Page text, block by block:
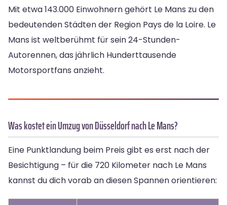
Mit etwa 143.000 Einwohnern gehört Le Mans zu den
bedeutenden Städten der Region Pays de la Loire. Le
Mans ist weltberühmt für sein 24-Stunden-
Autorennen, das jährlich Hunderttausende
Motorsportfans anzieht.
Was kostet ein Umzug von Düsseldorf nach Le Mans?
Eine Punktlandung beim Preis gibt es erst nach der
Besichtigung – für die 720 Kilometer nach Le Mans
kannst du dich vorab an diesen Spannen orientieren: